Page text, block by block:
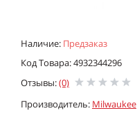
Наличие: Предзаказ
Код Товара: 4932344296
Отзывы:(0)
Производитель: Milwaukee